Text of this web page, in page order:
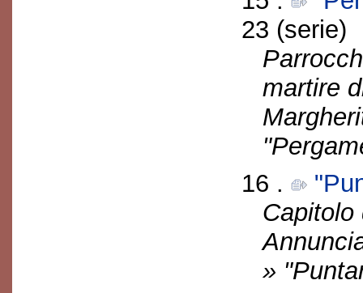
23 (serie)
martire
16 .
Capitolo
»